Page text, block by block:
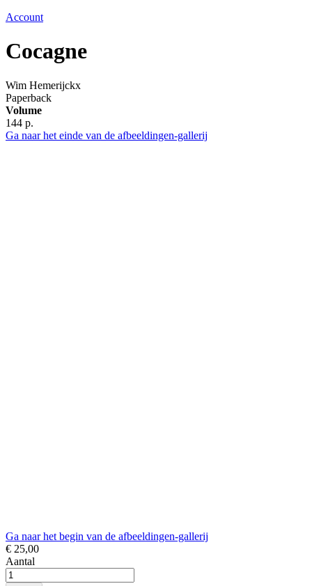
Account
Cocagne
Wim Hemerijckx
Paperback
Volume
144 p.
Ga naar het einde van de afbeeldingen-gallerij
Ga naar het begin van de afbeeldingen-gallerij
€ 25,00
Aantal